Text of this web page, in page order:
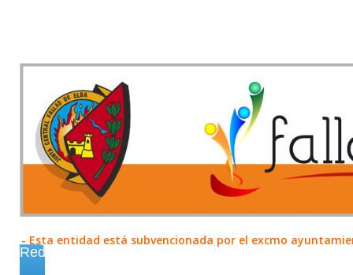
- Esta entidad está subvencionada por el excmo
Redes